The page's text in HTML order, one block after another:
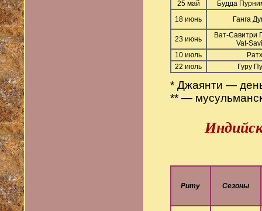
25 май
Будда
18 июнь
Ганга
23 июнь
Ват-Савитри
Vat-
10 июль
22 июль
Гуру
* Джаянти —
** —
Риту Сезоны